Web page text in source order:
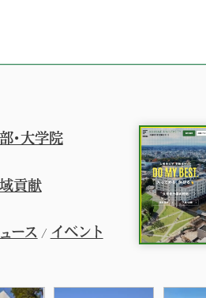
・大学院
貢献
ース / イベント